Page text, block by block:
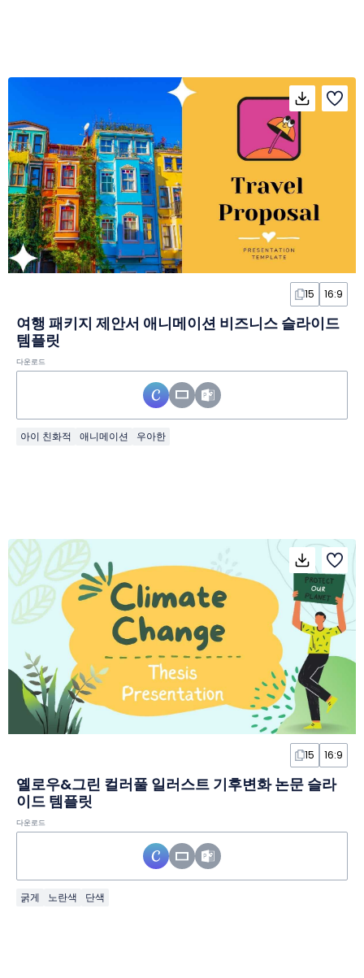
15 16:9
여행 패키지 제안서 애니메이션 비즈니스 슬라이드
템플릿
다운로드
아이 친화적 애니메이션 우아한
15 16:9
옐로우&그린 컬러풀 일러스트 기후변화 논문 슬라
이드 템플릿
다운로드
굵게 노란색 단색